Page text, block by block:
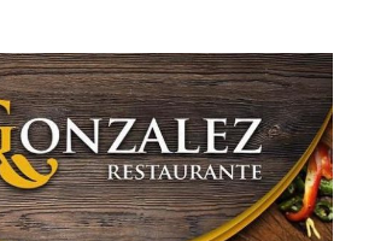
“autoridad
moral”
del
Papa
Francisco
y